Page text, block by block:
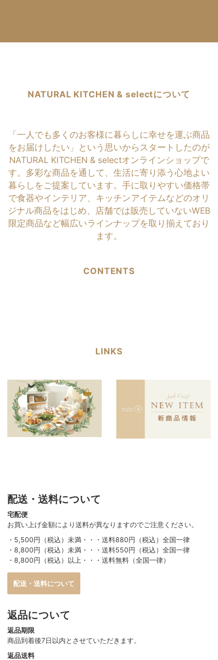
NATURAL KITCHEN & selectについて
「一人でも多くのお客様に暮らしに幸せを運ぶ商品
をお届けしたい」という思いからスタートしたのが
NATURAL KITCHEN & selectオンラインショップで
す。多彩な商品を通して、生活に寄り添う心地よい
暮らしをご提案しています。手に取りやすい価格帯
で食器やインテリア、キッチンアイテムなどのオリ
ジナル商品をはじめ、店舗では販売していないWEB
限定商品など幅広いラインナップを取り揃えており
ます。
CONTENTS
LINKS
配送・送料について
宅配便
お買い上げ金額により送料が異なりますのでご注意ください。
・5,500円（税込）未満・・・送料880円（税込）全国一律
・8,800円（税込）未満・・・送料550円（税込）全国一律
・8,800円（税込）以上・・・送料無料（全国一律）
配送・送料について
返品について
返品期限
商品到着後7日以内とさせていただきます。
返品送料